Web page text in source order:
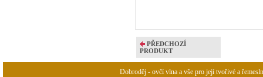
PŘEDCHOZÍ
PRODUKT
Dobroděj - ovčí vlna a vše pro její tvořivé a